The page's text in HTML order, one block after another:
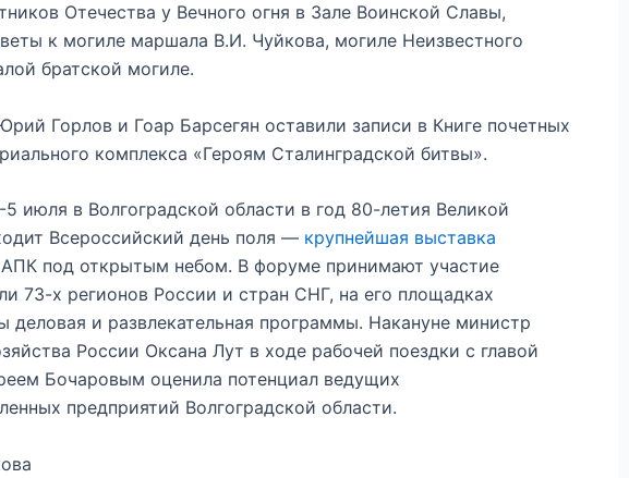
Отечества у Вечного огня в Зале Воинской Славы,
к могиле маршала В.И. Чуйкова, могиле Неизвестного
братской могиле.
Горлов и Гоар Барсегян оставили записи в Книге почетных
комплекса «Героям Сталинградской битвы».
июля в Волгоградской области в год 80-летия Великой
Всероссийский день поля — крупнейшая выставка
под открытым небом. В форуме принимают участие
73-х регионов России и стран СНГ, на его площадках
деловая и развлекательная программы. Накануне министр
России Оксана Лут в ходе рабочей поездки с главой
Бочаровым оценила потенциал ведущих
предприятий Волгоградской области.